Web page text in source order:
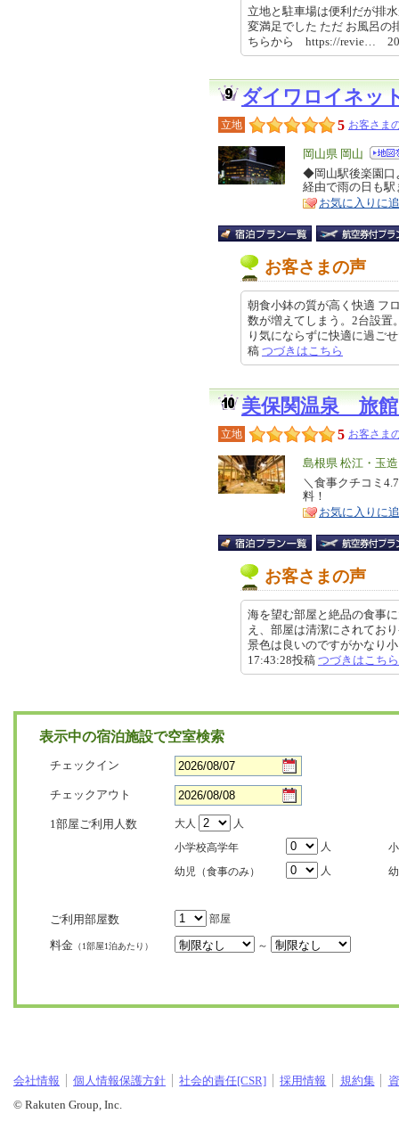
立地と駐車場は便利だが排
変満足でした ただ お風呂の
ちらから https://revie…
ダイワロイネッ
立地 5 お客さま
エ
リ
ア
岡山県 岡山
特
徴
◆岡山駅後楽園口
経由で雨の日も
お気に入りに
お客さまの声
朝食小鉢の質が高く快適 フ
数が増えてしまう。2台設置
り気にならずに快適に過ご
稿 つづきはこちら
美保関温泉 旅
立地 5 お客さま
エ
リ
ア
島根県 松江・玉
特
徴
＼食事クチコミ
料！
お気に入りに
お客さまの声
海を望む部屋と絶品の食事
え、部屋は清潔にされてお
景色は良いのですがかなり
17:43:28投稿 つづきはこちら
表示中の宿泊施設で空室検索
チェックイン
チェックアウト
1部屋ご利用人数 大人
人
小学校高学年
人
幼児（食事のみ）
人
ご利用部屋数 部屋
料金 （1部屋1泊あたり） ～
会社情報 個人情報保護方針 社会的責任[CSR] 採用情報 規約集
© Rakuten Group, Inc.